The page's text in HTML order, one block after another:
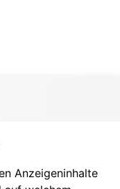
Anzeigeninhalte